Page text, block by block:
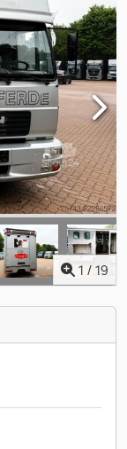
1 / 19